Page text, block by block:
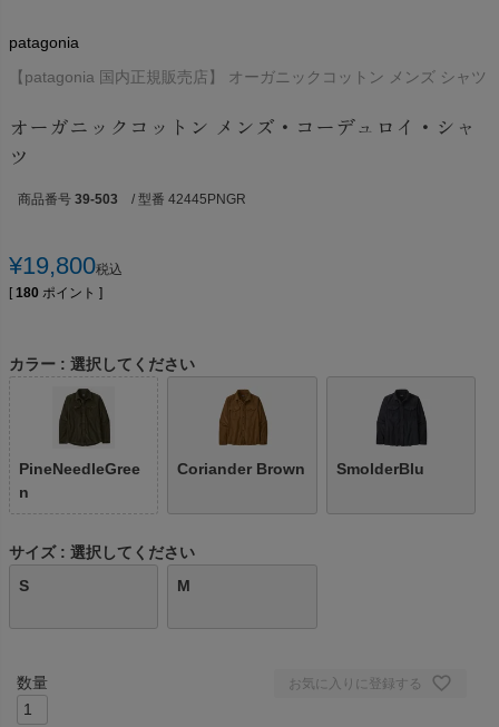
patagonia
【patagonia 国内正規販売店】 オーガニックコットン メンズ シャツ
オーガニックコットン メンズ・コーデュロイ・シャ
ツ
商品番号 39-503 / 型番 42445PNGR
¥19,800税込
[ 180 ポイント ]
カラー 選択してください
PineNeedleGree
n
Coriander Brown SmolderBlu
サイズ
選択してください
S
M
お気に入りに登録する